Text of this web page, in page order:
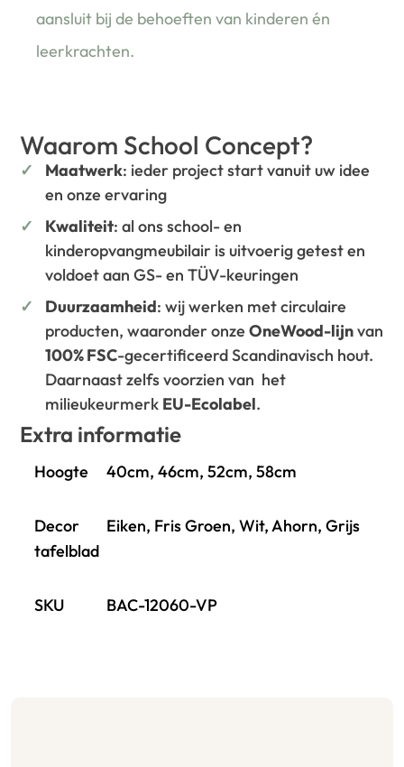
aansluit bij de behoeften van kinderen én
leerkrachten.
Waarom School Concept?
Maatwerk: ieder project start vanuit uw idee
en onze ervaring
Kwaliteit: al ons school- en
kinderopvangmeubilair is uitvoerig getest en
voldoet aan GS- en TÜV-keuringen
Duurzaamheid: wij werken met circulaire
producten, waaronder onzeOneWood-lijnvan
100% FSC-gecertificeerd Scandinavisch hout.
Daarnaast zelfs voorzien van het
milieukeurmerk EU-Ecolabel.
Extra informatie
Hoogte 40cm, 46cm, 52cm, 58cm
Decor
tafelblad
Eiken, Fris Groen, Wit, Ahorn, Grijs
SKU BAC-12060-VP